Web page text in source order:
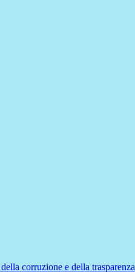
corruzione e della trasparenza